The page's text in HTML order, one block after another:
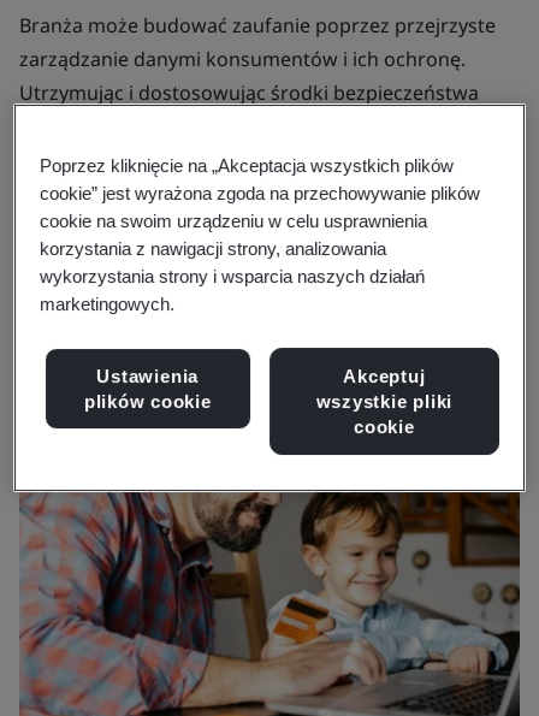
Branża może budować zaufanie poprzez przejrzyste
zarządzanie danymi konsumentów i ich ochronę.
Utrzymując i dostosowując środki bezpieczeństwa
postępem technologicznym, Twoja organizacja może
konsekwentnie wprowadzać i utrzymywać złoty
standard zaufania cyfrowego.
Poprzez kliknięcie na „Akceptacja wszystkich plików
cookie” jest wyrażona zgoda na przechowywanie plików
cookie na swoim urządzeniu w celu usprawnienia
korzystania z nawigacji strony, analizowania
wykorzystania strony i wsparcia naszych działań
marketingowych.
Ustawienia
plików cookie
Akceptuj
wszystkie pliki
cookie